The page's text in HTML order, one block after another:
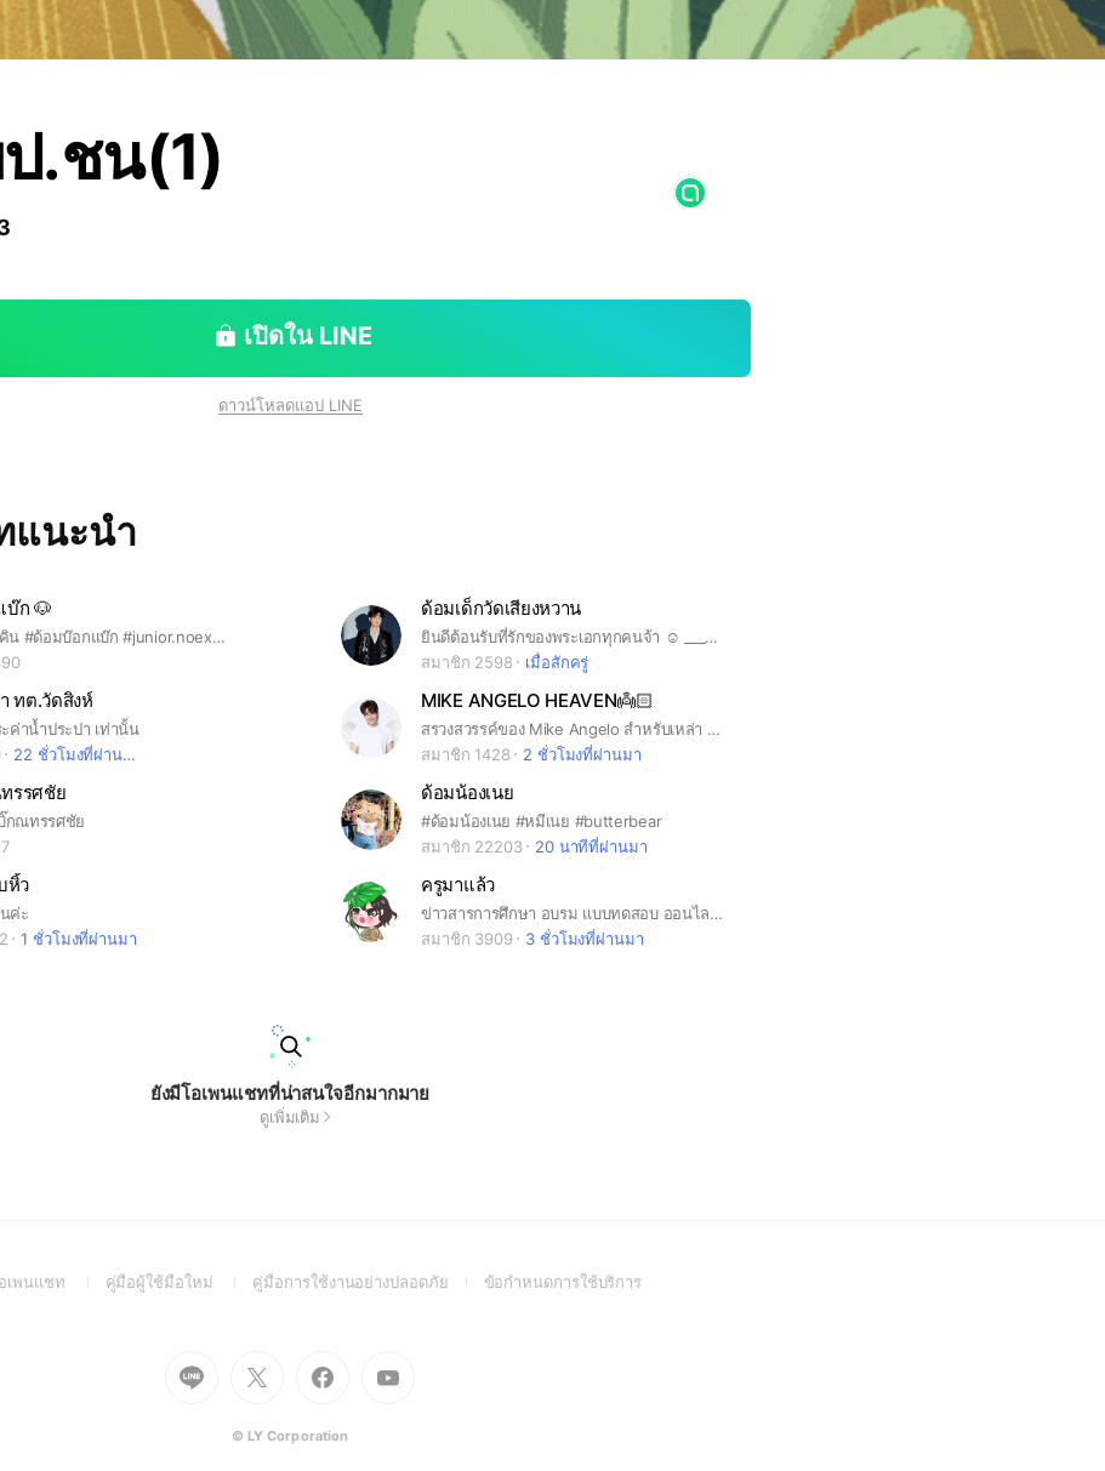
.ชน(1)
เปิดใน LINE
ดาวน์โหลดแอป LINE
แนะนำ
บ๊ก 🐶
#จูเนียร์ภาคิน #ด้อมบ๊อกแบ๊ก #junior.noexpstore #_niorniornior #noexpstore #ภาคิน #กาญจนจูฑะ #pakin #kanchanachuda
ด้อมเด็กวัดเสียงหวาน
ยินดีต้อนรับที่รักของพระเอกทุกคนจ้า ☺️ ____________________________ เงื่อนไขการปฎิบัติในการอยู่ด้วยกัน !! ไลน์กลุ่มนี้สร้างขึ้นมาเพื่อพูดคุยกัน แลกเปลี่ยนข่าวสารรวมถึงอัพเดทตารางงานของพระเอก กฎกติกาการอยู่ด้วยกัน 📍 แอดมินจะเป็นคนเชิญสมาชิกเข้ากลุ่มเท่านั้น ไม่อนุญาตให้ใคร เชิญบุคคลอื่นเข้ามา โดยที่แอดมิน ไม่ได้อนุญาต !!! *** พูดคุยโดยไม่แท็กน้องนะคะ *** การพูดคุยเพื่อบรรยากาศอันดี ❌ไม่ชวนทะเลาะ ไม่ก่อกวน ❌ไม่พาดพิงศลปอื่น หรือบุคคลที่ 2 3 4 ❌ไม่นำข้อความ รูปออกไปเผยแพร่ข้างนอก ขอบคุณค่ะ 🧡 แอดมิน
สมาชิก 2598
เมื่อสักครู่
ทต.วัดสิงห์
ค่าน้ำประปา เท่านั้น
22 ชั่วโมงที่ผ่านมา
MIKE ANGELO HEAVEN👼🏻
สรวงสวรรค์ของ Mike Angelo สำหรับเหล่า Angel👼🏻 ANGEL COLOR CODE: 💙BLUE💙
สมาชิก 1428
2 ชั่วโมงที่ผ่านมา
รรศชัย
กณทรรศชัย
ด้อมน้องเนย
#ด้อมน้องเนย #หมีเนย #butterbear
สมาชิก 22203
20 นาทีที่ผ่านมา
หิ้ว
ค่ะ
1 ชั่วโมงที่ผ่านมา
ครูมาแล้ว
ข่าวสารการศึกษา อบรม แบบทดสอบ ออนไลน์ แบ่งปันไฟล์รายงาน สื่อการสอน ปกรายงาน
สมาชิก 3909
3 ชั่วโมงที่ผ่านมา
ยังมีโอเพนแชทที่น่าสนใจอีกมากมาย
ดูเพิ่มเติม
เพนแชท
(Openคู่มือผู้ใช้มือใหม่
(Open
window)
คู่มือการใช้งานอย่างปลอดภัย(Openข้อกำหนดการใช้บริการ(Open
Go
to
(Open
Go
to
(Open
Go
to
(Open
to
© LY Corporation